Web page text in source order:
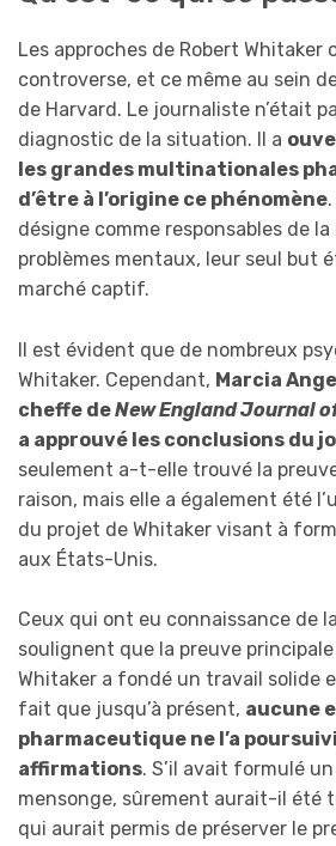
Les approches de Robert
controverse, et ce même au sein
de Harvard. Le journaliste n’était
diagnostic de la situation. Il a
les grandes multinationales
d’être à l’origine ce phénomène
désigne comme responsables de
problèmes mentaux, leur seul but
marché captif.
Il est évident que de nombreux
Whitaker. Cependant, Marcia
cheffe deNew England Journal
a approuvé les conclusions du
seulement a-t-elle trouvé la
raison, mais elle a également été
du projet de Whitaker visant à
aux États-Unis.
Ceux qui ont eu connaissance de
soulignent que la preuve
Whitaker a fondé un travail solide
fait que jusqu’à présent, aucune
pharmaceutique ne l’a
affirmations. S’il avait formulé
mensonge, sûrement aurait-il été
qui aurait permis de préserver le